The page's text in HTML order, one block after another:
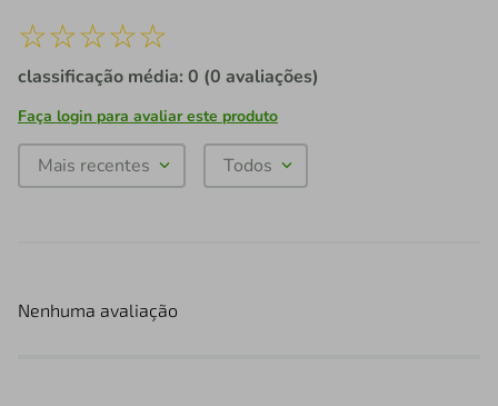
☆☆☆☆☆
classificação média: 0 (0 avaliações)
Faça login para avaliar este produto
Mais recentes Todos
Nenhuma avaliação